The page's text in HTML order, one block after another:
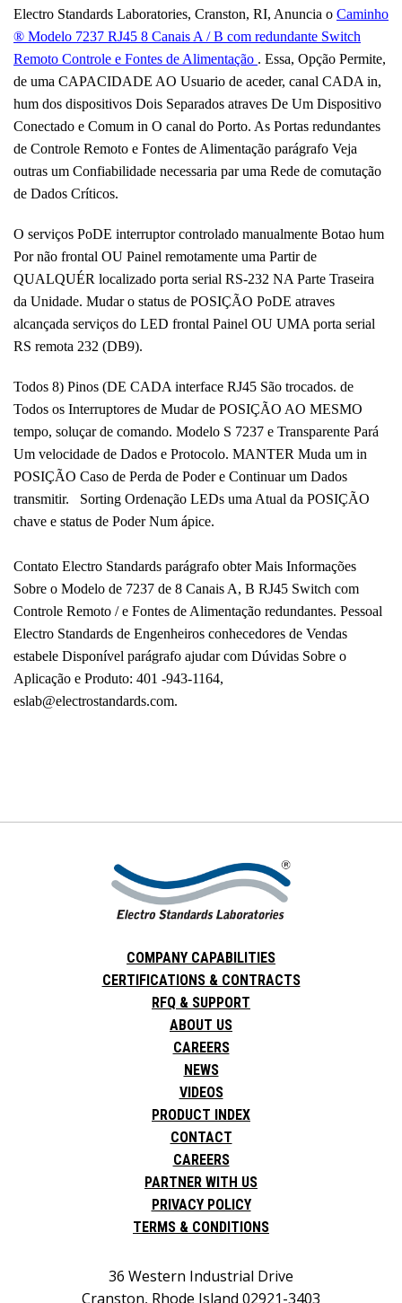
Electro Standards Laboratories, Cranston, RI, Anuncia o Caminho
® Modelo 7237 RJ45 8 Canais A / B com redundante Switch
Remoto Controle e Fontes de Alimentação . Essa, Opção Permite,
de uma CAPACIDADE AO Usuario de aceder, canal CADA in,
hum dos dispositivos Dois Separados atraves De Um Dispositivo
Conectado e Comum in O canal do Porto. As Portas redundantes
de Controle Remoto e Fontes de Alimentação parágrafo Veja
outras um Confiabilidade necessaria par uma Rede de comutação
de Dados Críticos.
O serviços PoDE interruptor controlado manualmente Botao hum
Por não frontal OU Painel remotamente uma Partir de
QUALQUÉR localizado porta serial RS-232 NA Parte Traseira
da Unidade. Mudar o status de POSIÇÃO PoDE atraves
alcançada serviços do LED frontal Painel OU UMA porta serial
RS remota 232 (DB9).
Todos 8) Pinos (DE CADA interface RJ45 São trocados. de
Todos os Interruptores de Mudar de POSIÇÃO AO MESMO
tempo, soluçar de comando. Modelo S 7237 e Transparente Pará
Um velocidade de Dados e Protocolo. MANTER Muda um in
POSIÇÃO Caso de Perda de Poder e Continuar um Dados
transmitir.
Sorting Ordenação LEDs uma Atual da POSIÇÃO
chave e status de Poder Num ápice.
Contato Electro Standards parágrafo obter Mais Informações
Sobre o Modelo de 7237 de 8 Canais A, B RJ45 Switch com
Controle Remoto / e Fontes de Alimentação redundantes. Pessoal
Electro Standards de Engenheiros conhecedores de Vendas
estabele Disponível parágrafo ajudar com Dúvidas Sobre o
Aplicação e Produto: 401 -943-1164,
eslab@electrostandards.com.
COMPANY CAPABILITIES
CERTIFICATIONS & CONTRACTS
RFQ & SUPPORT
ABOUT US
CAREERS
NEWS
VIDEOS
PRODUCT INDEX
CONTACT
CAREERS
PARTNER WITH US
PRIVACY POLICY
TERMS & CONDITIONS
36 Western Industrial Drive
Cranston, Rhode Island 02921-3403